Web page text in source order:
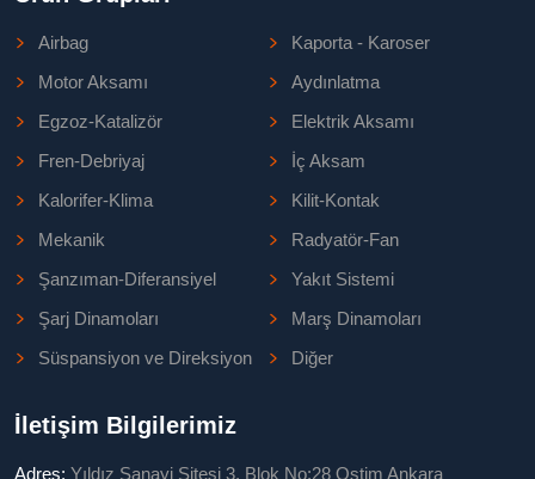
Airbag
Kaporta - Karoser
Motor Aksamı
Aydınlatma
Egzoz-Katalizör
Elektrik Aksamı
Fren-Debriyaj
İç Aksam
Kalorifer-Klima
Kilit-Kontak
Mekanik
Radyatör-Fan
Şanzıman-Diferansiyel
Yakıt Sistemi
Şarj Dinamoları
Marş Dinamoları
Süspansiyon ve Direksiyon
Diğer
İletişim Bilgilerimiz
Adres: Yıldız Sanayi Sitesi 3. Blok No:28 Ostim Ankara